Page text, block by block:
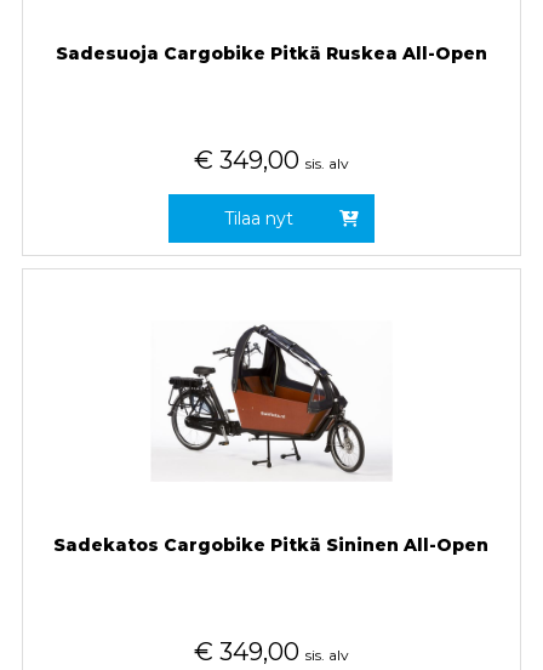
Sadesuoja Cargobike Pitkä Ruskea All-Open
€ 349,00 sis. alv
Tilaa nyt
Sadekatos Cargobike Pitkä Sininen All-Open
€ 349,00 sis. alv